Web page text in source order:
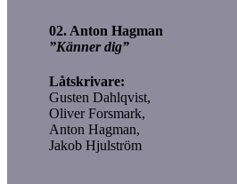
02. Anton Hagman
”Känner dig”
Låtskrivare:
Gusten Dahlqvist,
Oliver Forsmark,
Anton Hagman,
Jakob Hjulström